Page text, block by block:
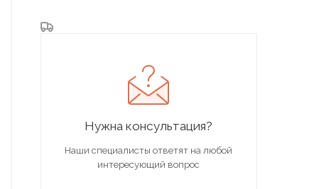
Нужна консультация?
Наши специалисты ответят на любой
интересующий вопрос